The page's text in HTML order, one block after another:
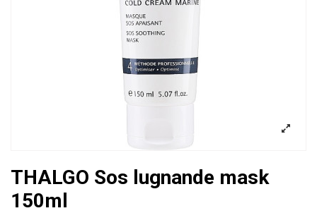
THALGO Sos lugnande mask
150ml